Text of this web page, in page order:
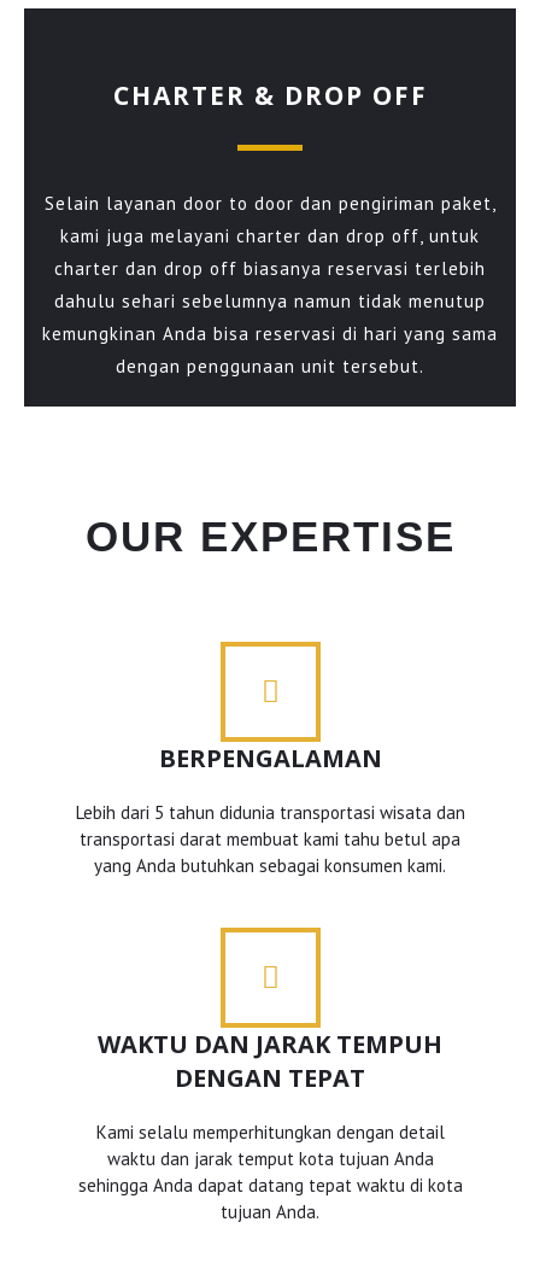
CHARTER & DROP OFF
Selain layanan door to door dan pengiriman paket,
kami juga melayani charter dan drop off, untuk
charter dan drop off biasanya reservasi terlebih
dahulu sehari sebelumnya namun tidak menutup
kemungkinan Anda bisa reservasi di hari yang sama
dengan penggunaan unit tersebut.
OUR EXPERTISE
BERPENGALAMAN
Lebih dari 5 tahun didunia transportasi wisata dan
transportasi darat membuat kami tahu betul apa
yang Anda butuhkan sebagai konsumen kami.
WAKTU DAN JARAK TEMPUH
DENGAN TEPAT
Kami selalu memperhitungkan dengan detail
waktu dan jarak temput kota tujuan Anda
sehingga Anda dapat datang tepat waktu di kota
tujuan Anda.